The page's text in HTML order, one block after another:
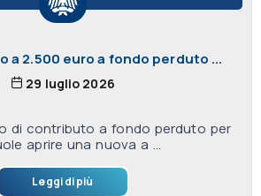
a 2.500 euro a fondo perduto ...
29 luglio 2026
di contributo a fondo perduto per
aprire una nuova a ...
Leggi di più